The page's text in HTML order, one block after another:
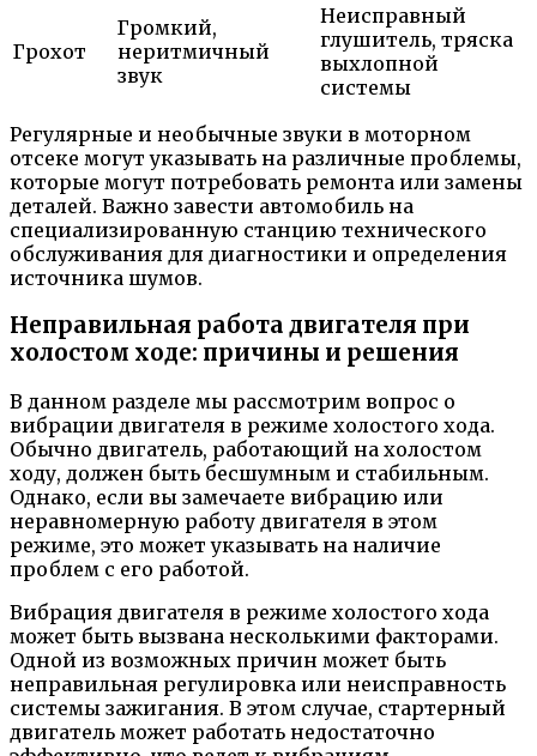
Грохот
Громкий,
неритмичный
звук
Неисправный
глушитель, тряска
выхлопной
системы
Регулярные и необычные звуки в моторном
отсеке могут указывать на различные проблемы,
которые могут потребовать ремонта или замены
деталей. Важно завести автомобиль на
специализированную станцию технического
обслуживания для диагностики и определения
источника шумов.
Неправильная работа двигателя при
холостом ходе: причины и решения
В данном разделе мы рассмотрим вопрос о
вибрации двигателя в режиме холостого хода.
Обычно двигатель, работающий на холостом
ходу, должен быть бесшумным и стабильным.
Однако, если вы замечаете вибрацию или
неравномерную работу двигателя в этом
режиме, это может указывать на наличие
проблем с его работой.
Вибрация двигателя в режиме холостого хода
может быть вызвана несколькими факторами.
Одной из возможных причин может быть
неправильная регулировка или неисправность
системы зажигания. В этом случае, стартерный
двигатель может работать недостаточно